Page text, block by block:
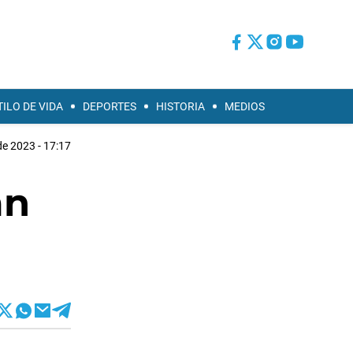
DE VIDA DEPORTES HISTORIA MEDIOS
2023 - 17:17